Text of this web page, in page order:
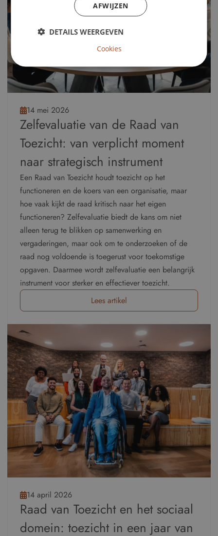
14 mei 2026
Zelfevaluatie van de Raad van
Toezicht: van verplicht moment
naar strategisch instrument
Een Raad van Toezicht houdt toezicht op het
functioneren en de koers van een organisatie, maar
hoe vaak kijkt de raad kritisch naar het eigen
functioneren? Zelfevaluatie biedt de kans om niet
alleen terug te blikken op samenwerking en
vergaderingen, maar ook om te onderzoeken of de
raad nog voldoende is toegerust voor toekomstige
opgaven. Daarmee wordt zelfevaluatie een belangrijk
instrument voor sterker en effectiever toezicht.
Lees artikel
14 april 2026
Raad van Toezicht en het sociaal
domein: toezicht in een jaar van
AFWIJZEN
DETAILS WEERGEVEN
Cookies